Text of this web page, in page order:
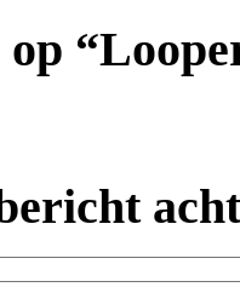
op